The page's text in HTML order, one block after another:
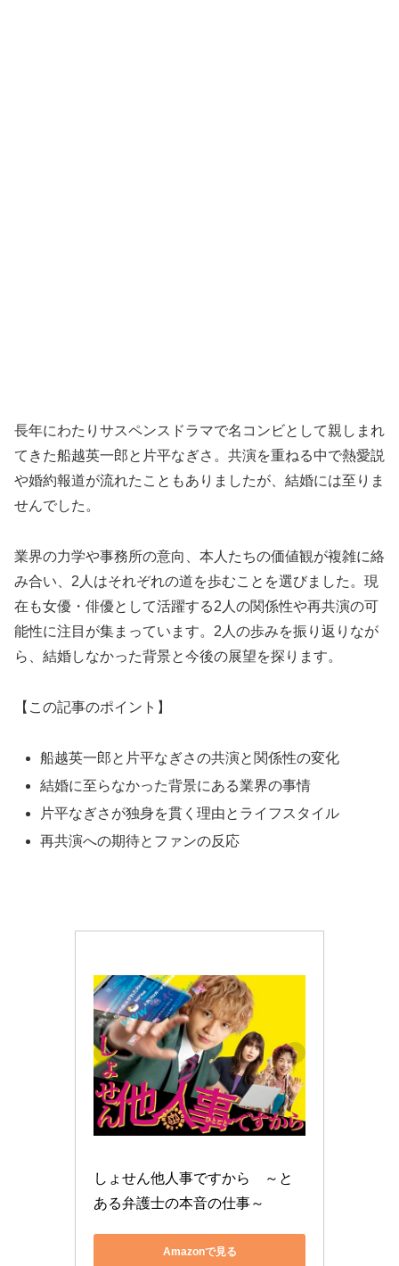
長年にわたりサスペンスドラマで名コンビとして親しまれ
てきた船越英一郎と片平なぎさ。共演を重ねる中で熱愛説
や婚約報道が流れたこともありましたが、結婚には至りま
せんでした。
業界の力学や事務所の意向、本人たちの価値観が複雑に絡
み合い、2人はそれぞれの道を歩むことを選びました。現
在も女優・俳優として活躍する2人の関係性や再共演の可
能性に注目が集まっています。2人の歩みを振り返りなが
ら、結婚しなかった背景と今後の展望を探ります。
【この記事のポイント】
船越英一郎と片平なぎさの共演と関係性の変化
結婚に至らなかった背景にある業界の事情
片平なぎさが独身を貫く理由とライフスタイル
再共演への期待とファンの反応
しょせん他人事ですから　～と
ある弁護士の本音の仕事～
Amazonで見る